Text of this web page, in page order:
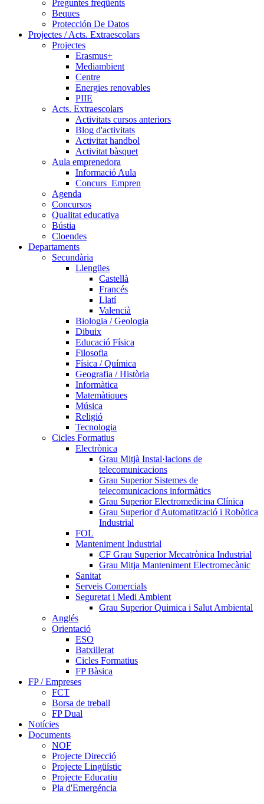
Preguntes freqüents
Beques
Protección De Datos
Projectes / Acts. Extraescolars
Projectes
Erasmus+
Mediambient
Centre
Energies renovables
PIIE
Acts. Extraescolars
Activitats cursos anteriors
Blog d'activitats
Activitat handbol
Activitat bàsquet
Aula emprenedora
Informació Aula
Concurs_Empren
Agenda
Concursos
Qualitat educativa
Bústia
Cloendes
Departaments
Secundària
Llengües
Castellà
Francés
Llatí
Valencià
Biologia / Geologia
Dibuix
Educació Física
Filosofia
Física / Química
Geografia / Història
Informàtica
Matemàtiques
Música
Religió
Tecnologia
Cicles Formatius
Electrònica
Grau Mitjà Instal·lacions de
telecomunicacions
Grau Superior Sistemes de
telecomunicacions informàtics
Grau Superior Electromedicina Clínica
Grau Superior d'Automatització i Robòtica
Industrial
FOL
Manteniment Industrial
CF Grau Superior Mecatrònica Industrial
Grau Mitja Manteniment Electromecànic
Sanitat
Serveis Comercials
Seguretat i Medi Ambient
Grau Superior Quimica i Salut Ambiental
Anglés
Orientació
ESO
Batxillerat
Cicles Formatius
FP Bàsica
FP / Empreses
FCT
Borsa de treball
FP Dual
Notícies
Documents
NOF
Projecte Direcció
Projecte Lingüístic
Projecte Educatiu
Pla d'Emergéncia